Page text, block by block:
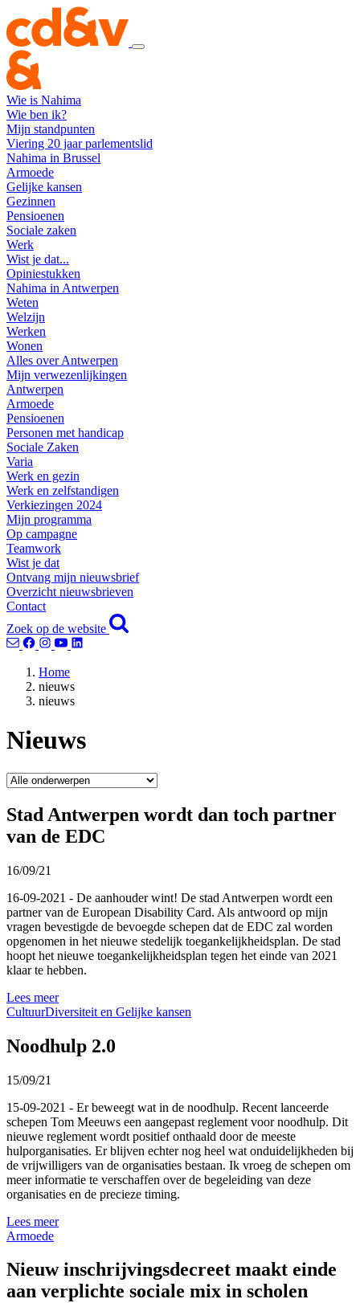
Wie is Nahima
Wie ben ik?
Mijn standpunten
Viering 20 jaar parlementslid
Nahima in Brussel
Armoede
Gelijke kansen
Gezinnen
Pensioenen
Sociale zaken
Werk
Wist je dat...
Opiniestukken
Nahima in Antwerpen
Weten
Welzijn
Werken
Wonen
Alles over Antwerpen
Mijn verwezenlijkingen
Antwerpen
Armoede
Pensioenen
Personen met handicap
Sociale Zaken
Varia
Werk en gezin
Werk en zelfstandigen
Verkiezingen 2024
Mijn programma
Op campagne
Teamwork
Wist je dat
Ontvang mijn nieuwsbrief
Overzicht nieuwsbrieven
Contact
Zoek op de website
Home
nieuws
nieuws
Nieuws
Stad Antwerpen wordt dan toch partner
van de EDC
16/09/21
16-09-2021 - De aanhouder wint! De stad Antwerpen wordt een
partner van de European Disability Card. Als antwoord op mijn
vragen bevestigde de bevoegde schepen dat de EDC zal worden
opgenomen in het nieuwe stedelijk toegankelijkheidsplan. De stad
hoopt het nieuwe toegankelijkheidsplan tegen het einde van 2021
klaar te hebben.
Lees meer
CultuurDiversiteit en Gelijke kansen
Noodhulp 2.0
15/09/21
15-09-2021 - Er beweegt wat in de noodhulp. Recent lanceerde
schepen Tom Meeuws een aangepast reglement voor noodhulp. Dit
nieuwe reglement wordt positief onthaald door de meeste
hulporganisaties. Er blijven echter nog heel wat onduidelijkheden bij
de vrijwilligers van de organisaties bestaan. Ik vroeg de schepen om
meer informatie te verschaffen over de begeleiding van deze
organisaties en de precieze timing.
Lees meer
Armoede
Nieuw inschrijvingsdecreet maakt einde
aan verplichte sociale mix in scholen